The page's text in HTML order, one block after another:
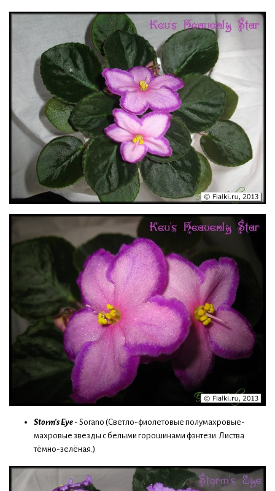
Storm's Eye - Sorano (Светло-фиолетовые полумахровые-
махровые звезды с белыми горошинами фэнтези. Листва
тёмно-зелёная.)